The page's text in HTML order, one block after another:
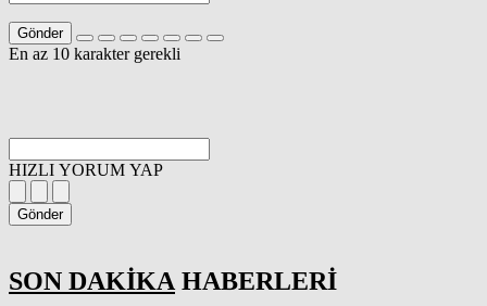
Gönder
En az 10 karakter gerekli
HIZLI YORUM YAP
Gönder
SON DAKİKA HABERLERİ